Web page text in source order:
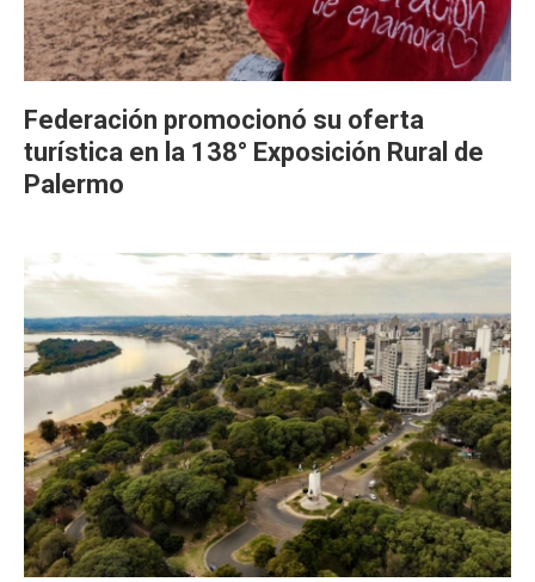
Federación promocionó su oferta
turística en la 138° Exposición Rural de
Palermo